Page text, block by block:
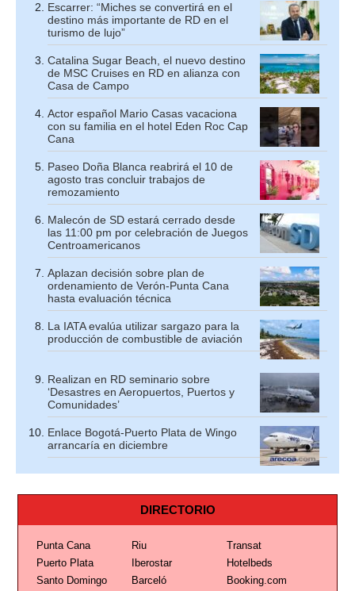
Escarrer: “Miches se convertirá en el
destino más importante de RD en el
turismo de lujo”
Catalina Sugar Beach, el nuevo destino
de MSC Cruises en RD en alianza con
Casa de Campo
Actor español Mario Casas vacaciona
con su familia en el hotel Eden Roc Cap
Cana
Paseo Doña Blanca reabrirá el 10 de
agosto tras concluir trabajos de
remozamiento
Malecón de SD estará cerrado desde
las 11:00 pm por celebración de Juegos
Centroamericanos
Aplazan decisión sobre plan de
ordenamiento de Verón-Punta Cana
hasta evaluación técnica
La IATA evalúa utilizar sargazo para la
producción de combustible de aviación
Realizan en RD seminario sobre
‘Desastres en Aeropuertos, Puertos y
Comunidades’
Enlace Bogotá-Puerto Plata de Wingo
arrancaría en diciembre
DIRECTORIO
Punta Cana Riu
Transat
Puerto Plata
Iberostar
Hotelbeds
Santo Domingo
Barceló
Booking.com